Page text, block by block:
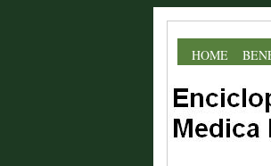
HOME